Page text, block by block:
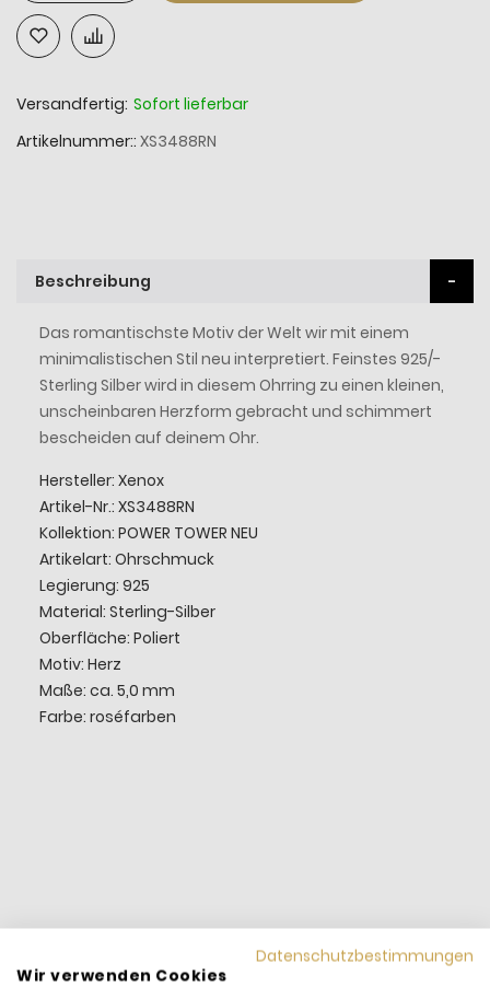
Versandfertig: Sofort lieferbar
Artikelnummer: XS3488RN
Beschreibung
Das romantischste Motiv der Welt wir mit einem
minimalistischen Stil neu interpretiert. Feinstes 925/-
Sterling Silber wird in diesem Ohrring zu einen kleinen,
unscheinbaren Herzform gebracht und schimmert
bescheiden auf deinem Ohr.
Hersteller: Xenox
Artikel-Nr.: XS3488RN
Kollektion: POWER TOWER NEU
Artikelart: Ohrschmuck
Legierung: 925
Material: Sterling-Silber
Oberfläche: Poliert
Motiv: Herz
Maße: ca. 5,0 mm
Farbe: roséfarben
Datenschutzbestimmungen
Wir verwenden Cookies